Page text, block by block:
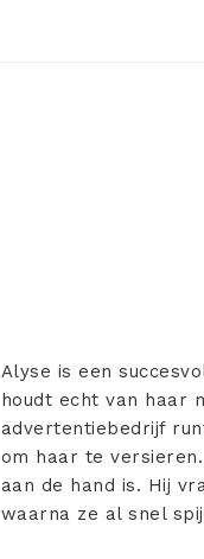
Alyse is een
houdt echt van haar
advertentiebedrijf
om haar te
aan de hand is. Hij
waarna ze al snel